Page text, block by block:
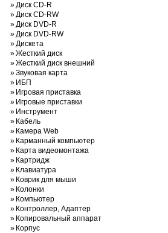
»Диск CD-R
»Диск CD-RW
»Диск DVD-R
»Диск DVD-RW
»Дискета
»Жесткий диск
»Жесткий диск внешний
»Звуковая карта
» ИБП
» Игровая приставка
» Игровые приставки
» Инструмент
» Кабель
» Камера Web
» Карманный компьютер
» Карта видеомонтажа
» Картридж
» Клавиатура
» Коврик для мыши
» Колонки
» Компьютер
» Контроллер, Адаптер
» Копировальный аппарат
» Корпус